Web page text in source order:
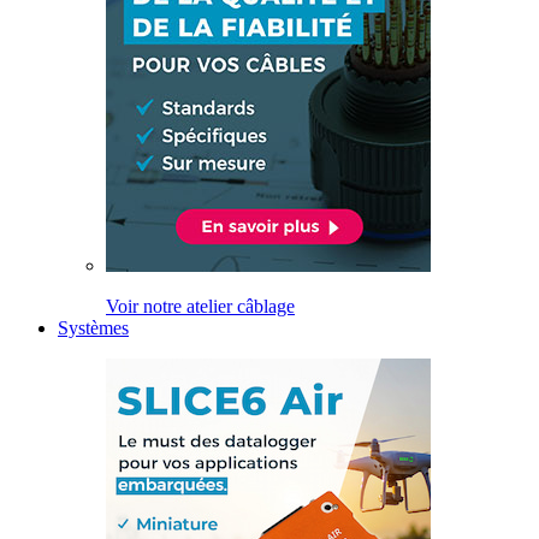
Voir notre atelier câblage
Systèmes